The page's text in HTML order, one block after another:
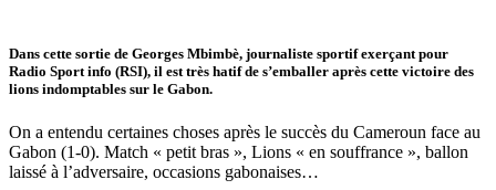
Dans cette sortie de Georges Mbimbè, journaliste sportif exerçant pour
Radio Sport info (RSI), il est très hatif de s’emballer après cette victoire des
lions indomptables sur le Gabon.
On a entendu certaines choses après le succès du Cameroun face au
Gabon (1-0). Match « petit bras », Lions « en souffrance », ballon
laissé à l’adversaire, occasions gabonaises…